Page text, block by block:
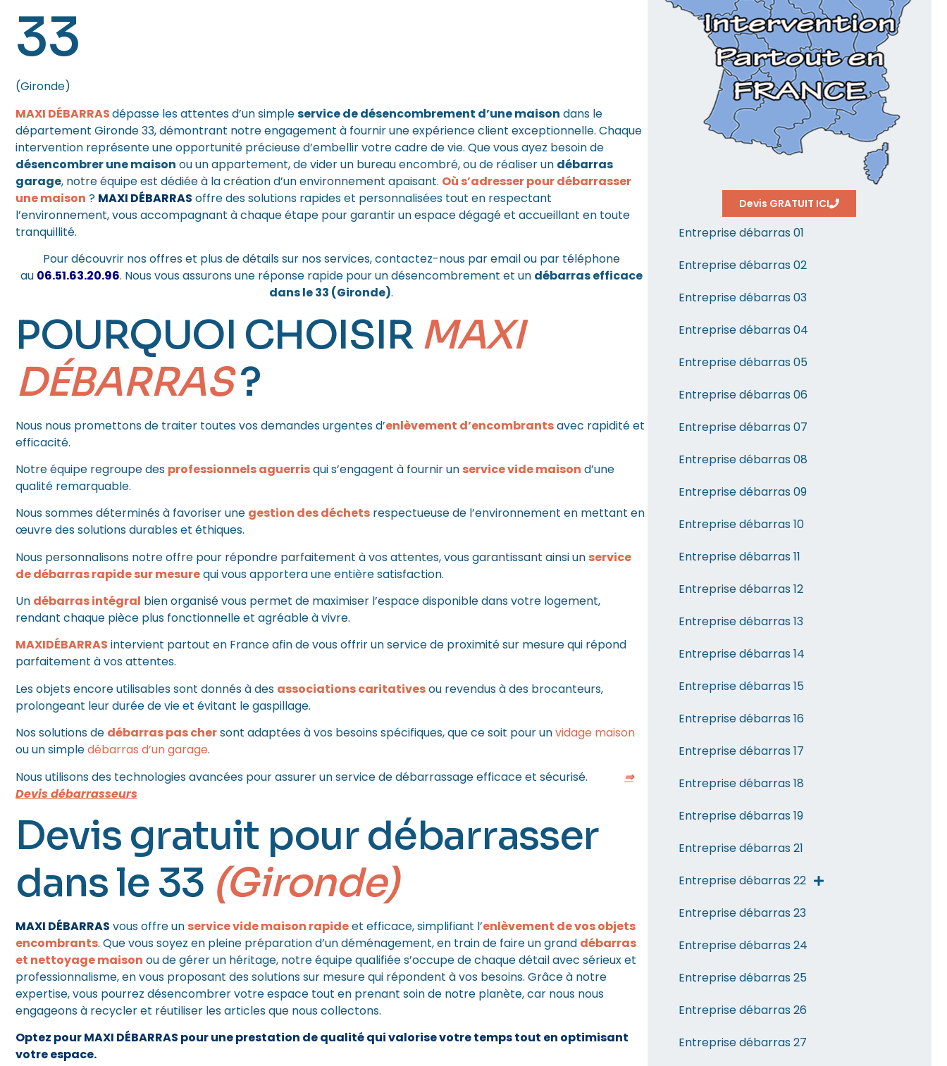
33
(Gironde)
MAXI DÉBARRASdépasse les attentes d’un simpleservice de désencombrement d’une maison dans le
département Gironde 33, démontrant notre engagement à fournir une expérience client exceptionnelle. Chaque
intervention représente une opportunité précieuse d’embellir votre cadre de vie. Que vous ayez besoin de
désencombrer une maison ou un appartement, de vider un bureau encombré, ou de réaliser un débarras
garage, notre équipe est dédiée à la création d’un environnement apaisant. Où s’adresser pour débarrasser
une maison ? MAXI DÉBARRAS offre des solutions rapides et personnalisées tout en respectant
l’environnement, vous accompagnant à chaque étape pour garantir un espace dégagé et accueillant en toute
tranquillité.
Pour découvrir nos offres et plus de détails sur nos services,contactez-nous par emailou par téléphone
au 06.51.63.20.96. Nous vous assurons une réponse rapide pour un désencombrement et un débarras efficace
dans le 33 (Gironde).
POURQUOI CHOISIR MAXI
DÉBARRAS?
Nous nous promettons de traiter toutes vos demandes urgentes d’enlèvement d’encombrantsavec rapidité et
efficacité.
Notre équipe regroupe des professionnels aguerrisqui s’engagent à fournir un service vide maison d’une
qualité remarquable.
Nous sommes déterminés à favoriser une gestion des déchets respectueuse de l’environnement en mettant en
œuvre des solutions durables et éthiques.
Nous personnalisons notre offre pour répondre parfaitement à vos attentes, vous garantissant ainsi un service
de débarras rapide sur mesurequi vous apportera une entière satisfaction.
Un débarras intégral bien organisé vous permet de maximiser l’espace disponible dans votre logement,
rendant chaque pièce plus fonctionnelle et agréable à vivre.
MAXIDÉBARRAS intervient partout en France afin de vous offrir un service de proximité sur mesure qui répond
parfaitement à vos attentes.
Les objets encore utilisables sont donnés à des associations caritativesou revendus à des brocanteurs,
prolongeant leur durée de vie et évitant le gaspillage.
Nos solutions de débarras pas chersont adaptées à vos besoins spécifiques, que ce soit pour unvidage maison
ou un simpledébarras d’un garage.
Nous utilisons des technologies avancées pour assurer un service de débarrassage efficace et sécurisé. ⇒
Devis débarrasseurs
Devis gratuit pour débarrasser
dans le 33 (Gironde)
MAXI DÉBARRAS vous offre un service vide maison rapideet efficace, simplifiant l’enlèvement de vos objets
encombrants. Que vous soyez en pleine préparation d’un déménagement, en train de faire un grand débarras
et nettoyage maison ou de gérer un héritage, notre équipe qualifiée s’occupe de chaque détail avec sérieux et
professionnalisme, en vous proposant des solutions sur mesure qui répondent à vos besoins. Grâce à notre
expertise, vous pourrez désencombrer votre espace tout en prenant soin de notre planète, car nous nous
engageons à recycler et réutiliser les articles que nous collectons.
Optez pour MAXI DÉBARRAS pour une prestation de qualité qui valorise votre temps tout en optimisant
votre espace.
Devis GRATUIT ICI
Entreprise débarras 01
Entreprise débarras 02
Entreprise débarras 03
Entreprise débarras 04
Entreprise débarras 05
Entreprise débarras 06
Entreprise débarras 07
Entreprise débarras 08
Entreprise débarras 09
Entreprise débarras 10
Entreprise débarras 11
Entreprise débarras 12
Entreprise débarras 13
Entreprise débarras 14
Entreprise débarras 15
Entreprise débarras 16
Entreprise débarras 17
Entreprise débarras 18
Entreprise débarras 19
Entreprise débarras 21
Entreprise débarras 22
Entreprise débarras 23
Entreprise débarras 24
Entreprise débarras 25
Entreprise débarras 26
Entreprise débarras 27